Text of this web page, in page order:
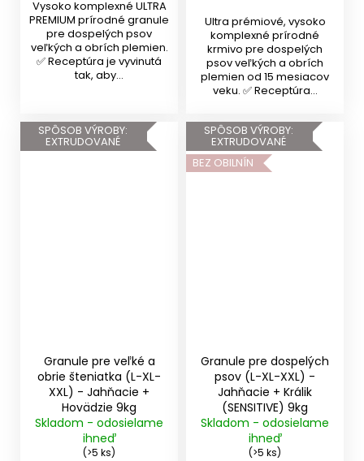
Vysoko komplexné ULTRA
PREMIUM prírodné granule
pre dospelých psov
veľkých a obrích plemien.
✅ Receptúra je vyvinutá
tak, aby...
Ultra prémiové, vysoko
komplexné prírodné
krmivo pre dospelých
psov veľkých a obrích
plemien od 15 mesiacov
veku. ✅ Receptúra...
SPÔSOB VÝROBY:
EXTRUDOVANÉ
Granule pre veľké a
obrie šteniatka (L-XL-
XXL) - Jahňacie +
Hovädzie 9kg
Skladom - odosielame
ihneď
(>5 ks)
SPÔSOB VÝROBY:
EXTRUDOVANÉ
BEZ OBILNÍN
Granule pre dospelých
psov (L-XL-XXL) -
Jahňacie + Králik
(SENSITIVE) 9kg
Skladom - odosielame
ihneď
(>5 ks)